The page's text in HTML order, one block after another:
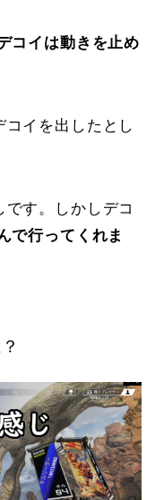
コイは動きを止め
コイを出したとし
す。しかしデコ
で行ってくれま